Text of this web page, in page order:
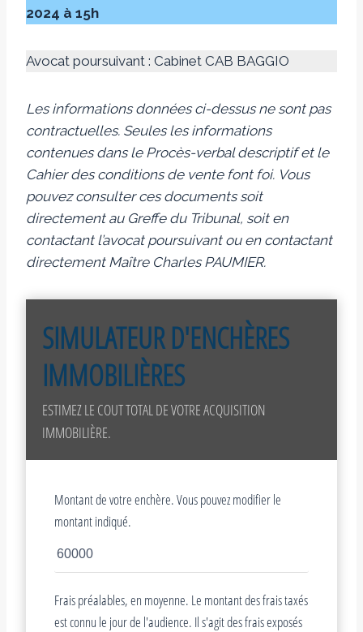
2024 à 15h
Avocat poursuivant : Cabinet CAB BAGGIO
Les informations données ci-dessus ne sont pas
contractuelles. Seules les informations
contenues dans le Procès-verbal descriptif et le
Cahier des conditions de vente font foi. Vous
pouvez consulter ces documents soit
directement au Greffe du Tribunal, soit en
contactant l’avocat poursuivant ou en contactant
directement Maître Charles PAUMIER.
SIMULATEUR D'ENCHÈRES
IMMOBILIÈRES
ESTIMEZ LE COUT TOTAL DE VOTRE ACQUISITION
IMMOBILIÈRE.
Montant de votre enchère. Vous pouvez modifier le
montant indiqué.
Frais préalables, en moyenne. Le montant des frais taxés
est connu le jour de l'audience. Il s'agit des frais exposés